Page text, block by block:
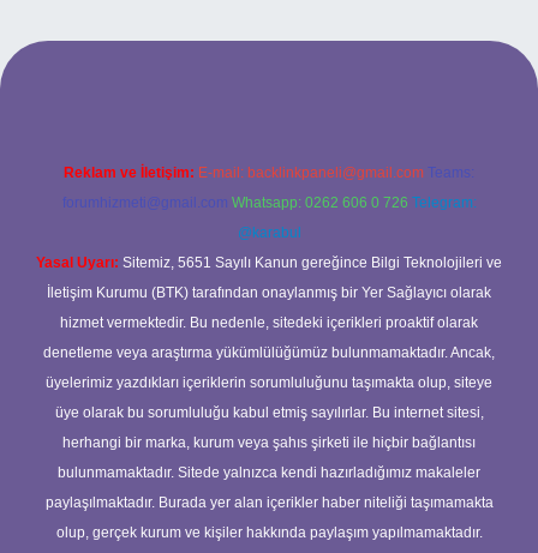
yeni giriş
Reklam ve İletişim: E-mail: backlinkpaneli@gmail.com Teams:
forumhizmeti@gmail.com Whatsapp: 0262 606 0 726 Telegram:
@karabul
Yasal Uyarı: Sitemiz, 5651 Sayılı Kanun gereğince Bilgi Teknolojileri ve
İletişim Kurumu (BTK) tarafından onaylanmış bir Yer Sağlayıcı olarak
hizmet vermektedir. Bu nedenle, sitedeki içerikleri proaktif olarak
denetleme veya araştırma yükümlülüğümüz bulunmamaktadır. Ancak,
üyelerimiz yazdıkları içeriklerin sorumluluğunu taşımakta olup, siteye
üye olarak bu sorumluluğu kabul etmiş sayılırlar. Bu internet sitesi,
herhangi bir marka, kurum veya şahıs şirketi ile hiçbir bağlantısı
bulunmamaktadır. Sitede yalnızca kendi hazırladığımız makaleler
paylaşılmaktadır. Burada yer alan içerikler haber niteliği taşımamakta
olup, gerçek kurum ve kişiler hakkında paylaşım yapılmamaktadır.